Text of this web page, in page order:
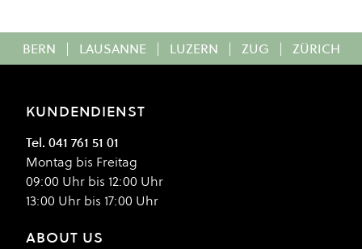
BERN | LAUSANNE | LUZERN | ZUG | ZÜRICH
KUNDENDIENST
Tel. 041 761 51 01
Montag bis Freitag
09:00 Uhr bis 12:00 Uhr
13:00 Uhr bis 17:00 Uhr
ABOUT US